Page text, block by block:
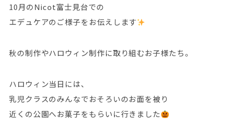
10月のNicot富士見台での
エデュケアのご様子をお伝えします
秋の制作やハロウィン制作に取り組むお子様たち。
ハロウィン当日には、
乳児クラスのみんなでおそろいのお面を被り
近くの公園へお菓子をもらいに行きました